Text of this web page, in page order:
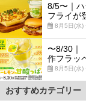
8/5〜｜
フライが
8月5日(水)
〜8/30｜
作フラッ
8月5日(水)
おすすめカテゴリー